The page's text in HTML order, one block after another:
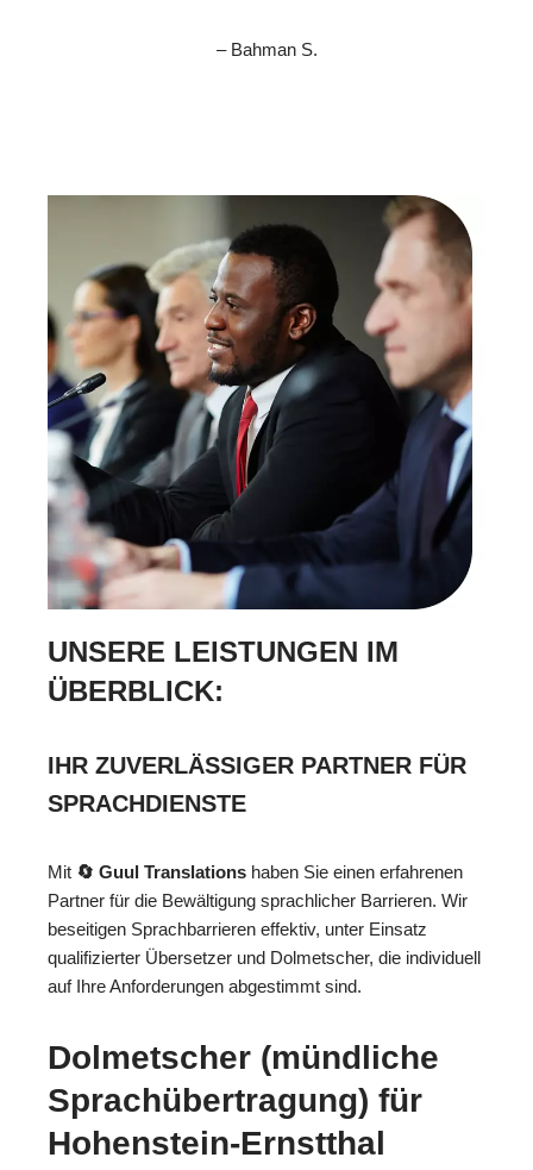
– Bahman S.
UNSERE LEISTUNGEN IM
ÜBERBLICK:
IHR ZUVERLÄSSIGER PARTNER FÜR
SPRACHDIENSTE
Mit 🔄 Guul Translations haben Sie einen erfahrenen
Partner für die Bewältigung sprachlicher Barrieren. Wir
beseitigen Sprachbarrieren effektiv, unter Einsatz
qualifizierter Übersetzer und Dolmetscher, die individuell
auf Ihre Anforderungen abgestimmt sind.
Dolmetscher (mündliche
Sprachübertragung) für
Hohenstein-Ernstthal